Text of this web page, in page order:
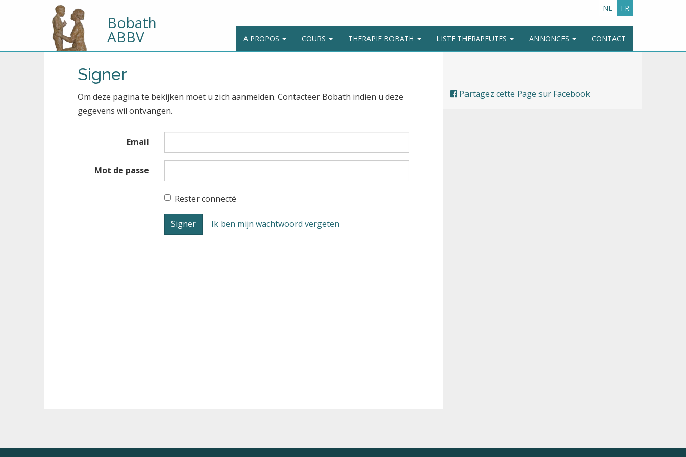
Bobath
ABBV
NL FR
A PROPOS COURS THERAPIE BOBATH LISTE THERAPEUTES ANNONCES CONTACT
Partagez cette Page sur Facebook
Signer
Om deze pagina te bekijken moet u zich aanmelden. Contacteer Bobath indien u deze
gegevens wil ontvangen.
Email
Mot de passe
Rester connecté
Ik ben mijn wachtwoord vergeten